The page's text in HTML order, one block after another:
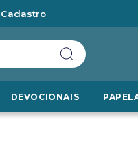
DEVOCIONAIS